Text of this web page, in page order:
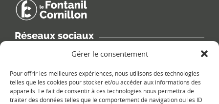
Gérer le consentement
Pour offrir les meilleures expériences, nous utilisons des technologies
telles que les cookies pour stocker et/ou accéder aux informations des
appareils. Le fait de consentir à ces technologies nous permettra de
traiter des données telles que le comportement de navigation ou les ID
Réseaux sociaux
Retrouvez les informations de la commune sur différents réseaux